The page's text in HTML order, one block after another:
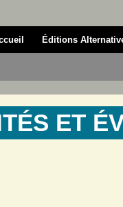
Éditions
ET